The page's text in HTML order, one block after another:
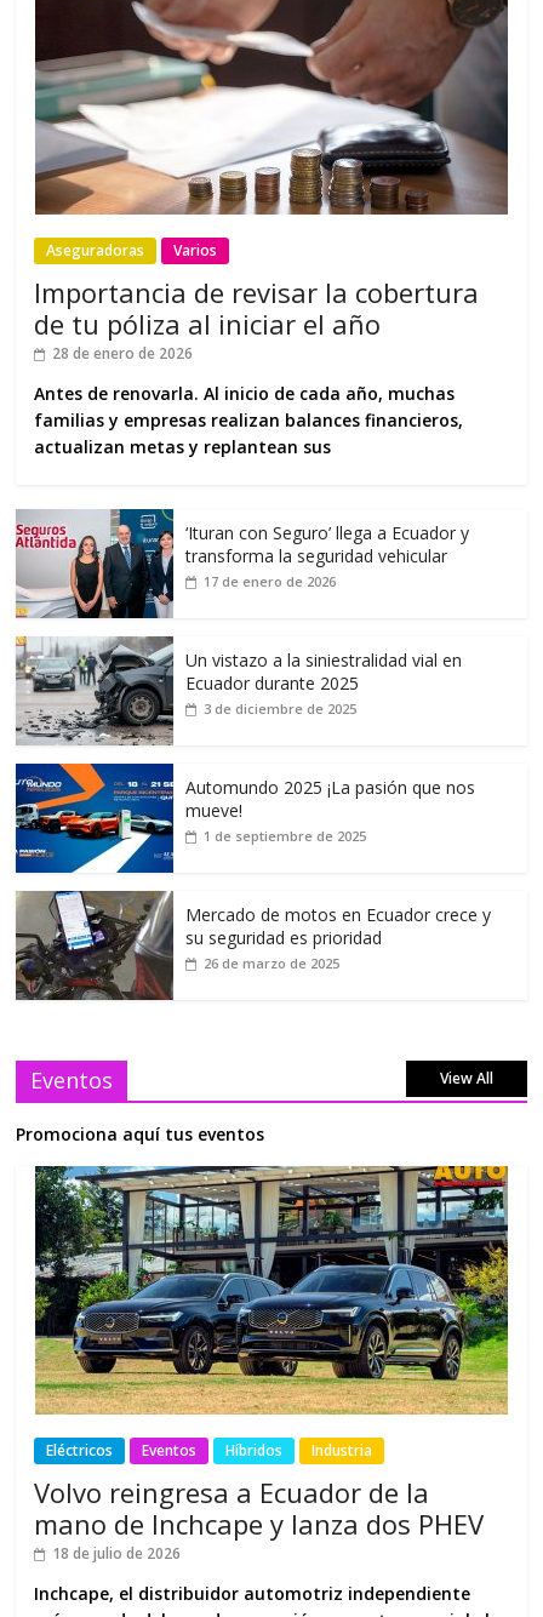
Aseguradoras Varios
Importancia de revisar la cobertura
de tu póliza al iniciar el año
28 de enero de 2026
Antes de renovarla. Al inicio de cada año, muchas
familias y empresas realizan balances financieros,
actualizan metas y replantean sus
‘Ituran con Seguro’ llega a Ecuador y
transforma la seguridad vehicular
17 de enero de 2026
Un vistazo a la siniestralidad vial en
Ecuador durante 2025
3 de diciembre de 2025
Automundo 2025 ¡La pasión que nos
mueve!
1 de septiembre de 2025
Mercado de motos en Ecuador crece y
su seguridad es prioridad
26 de marzo de 2025
Eventos View All
Promociona aquí tus eventos
Eléctricos Eventos Híbridos Industria
Volvo reingresa a Ecuador de la
mano de Inchcape y lanza dos PHEV
18 de julio de 2026
Inchcape, el distribuidor automotriz independiente